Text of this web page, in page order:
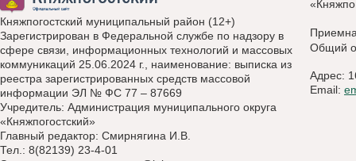
Княжпогостский муниципальный район (12+)
Зарегистрирован в Федеральной службе по надзору в
сфере связи, информационных технологий и массовых
коммуникаций 25.06.2024 г., наименование: выписка из
реестра зарегистрированных средств массовой
информации ЭЛ № ФС 77 – 87669
Учредитель: Администрация муниципального округа
«Княжпогостский»
Главный редактор: Смирнягина И.В.
Тел.: 8(82139) 23-4-01
Общий
Адрес:
Email: